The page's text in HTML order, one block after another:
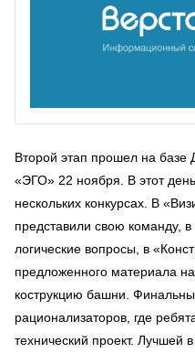
Второй этап прошел на базе
«ЭГО» 22 ноября. В этот
нескольких конкурсах. В
представили свою команду,
логические вопросы, в
предложенного материала
кострукцию башни.
рационализаторов, где
технический проект. Лучшей